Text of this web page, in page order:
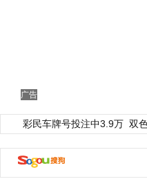
广告
彩民车牌号投注中3.9万 双